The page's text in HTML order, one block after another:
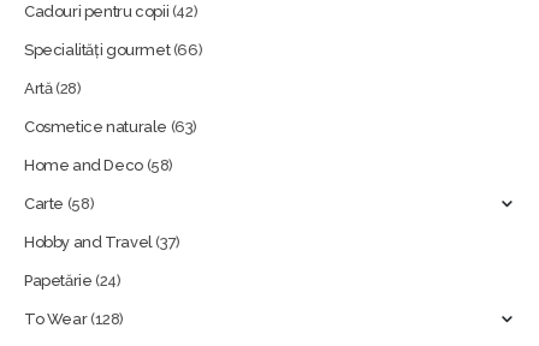
Cadouri pentru copii (42)
Specialități gourmet(66)
Artă(28)
Cosmetice naturale (63)
Home and Deco (58)
Carte (58)
Hobby and Travel (37)
Papetărie (24)
To Wear(128)